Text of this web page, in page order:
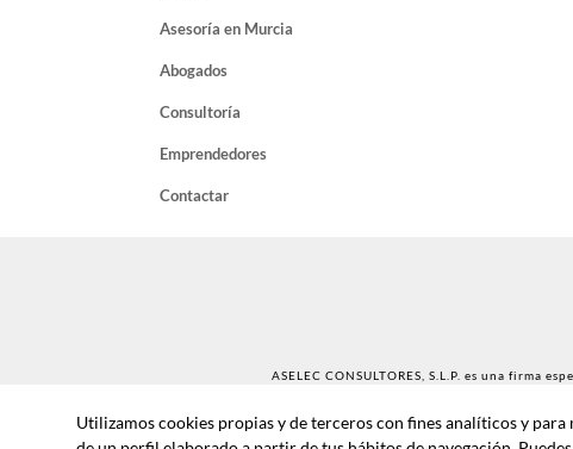
Asesoría en Murcia
Abogados
Consultoría
Emprendedores
Contactar
ASELEC CONSULTORES, S.L.P. es una firma
Sociedad Profesional Inscrita en el
Utilizamos cookies propias y de terceros con fines analíticos y